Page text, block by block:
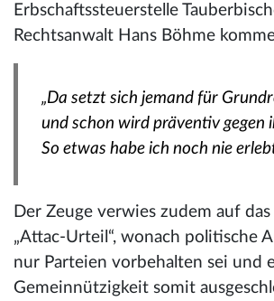
Erbschaftssteuerstelle
Rechtsanwalt Hans Böhme
„Da setzt sich jemand für
und schon wird präventiv gegen
So etwas habe ich noch nie
Der Zeuge verwies zudem auf
„Attac-Urteil“, wonach politische
nur Parteien vorbehalten sei und
Gemeinnützigkeit somit